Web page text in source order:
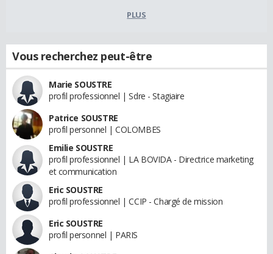
PLUS
Vous recherchez peut-être
Marie SOUSTRE
profil professionnel | Sdre - Stagiaire
Patrice SOUSTRE
profil personnel | COLOMBES
Emilie SOUSTRE
profil professionnel | LA BOVIDA - Directrice marketing
et communication
Eric SOUSTRE
profil professionnel | CCIP - Chargé de mission
Eric SOUSTRE
profil personnel | PARIS